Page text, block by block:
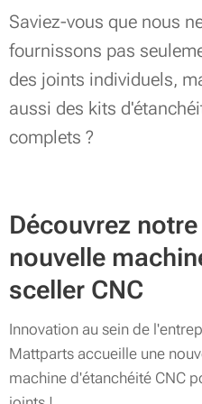
Saviez-vous que nous
fournissons pas
des joints individuels,
aussi des kits
complets ?
Découvrez notre
nouvelle
sceller CNC
Innovation au sein de
Mattparts accueille une
machine d'étanchéité CNC